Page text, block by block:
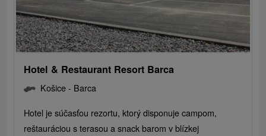
Hotel & Restaurant Resort Barca
Košice - Barca
Hotel je súčasťou rezortu, ktorý disponuje campom,
reštauráciou s terasou a snack barom v blízkej